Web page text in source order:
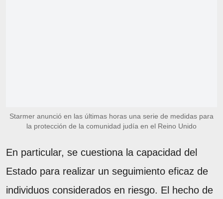
Starmer anunció en las últimas horas una serie de medidas para
la protección de la comunidad judía en el Reino Unido
En particular, se cuestiona la capacidad del
Estado para realizar un seguimiento eficaz de
individuos considerados en riesgo. El hecho de